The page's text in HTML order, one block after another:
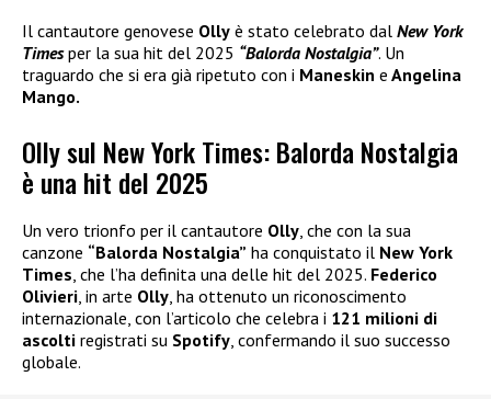
Il cantautore genovese Olly è stato celebrato dal New York
Timesper la sua hit del 2025 “Balorda Nostalgia”. Un
traguardo che si era già ripetuto con i Maneskin e Angelina
Mango.
Olly sul New York Times: Balorda Nostalgia
è una hit del 2025
Un vero trionfo per il cantautore Olly, che con la sua
canzone “Balorda Nostalgia” ha conquistato il New York
Times, che l’ha definita una delle hit del 2025. Federico
Olivieri, in arte Olly, ha ottenuto un riconoscimento
internazionale, con l’articolo che celebra i 121 milioni di
ascolti registrati su Spotify, confermando il suo successo
globale.